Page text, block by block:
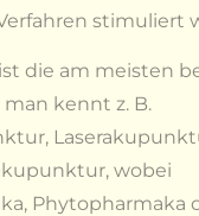
stimuliert
die am meisten
kennt z. B.
wobei
Phytopharmaka